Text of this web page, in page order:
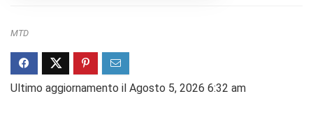
MTD
Ultimo aggiornamento il Agosto 5, 2026 6:32 am